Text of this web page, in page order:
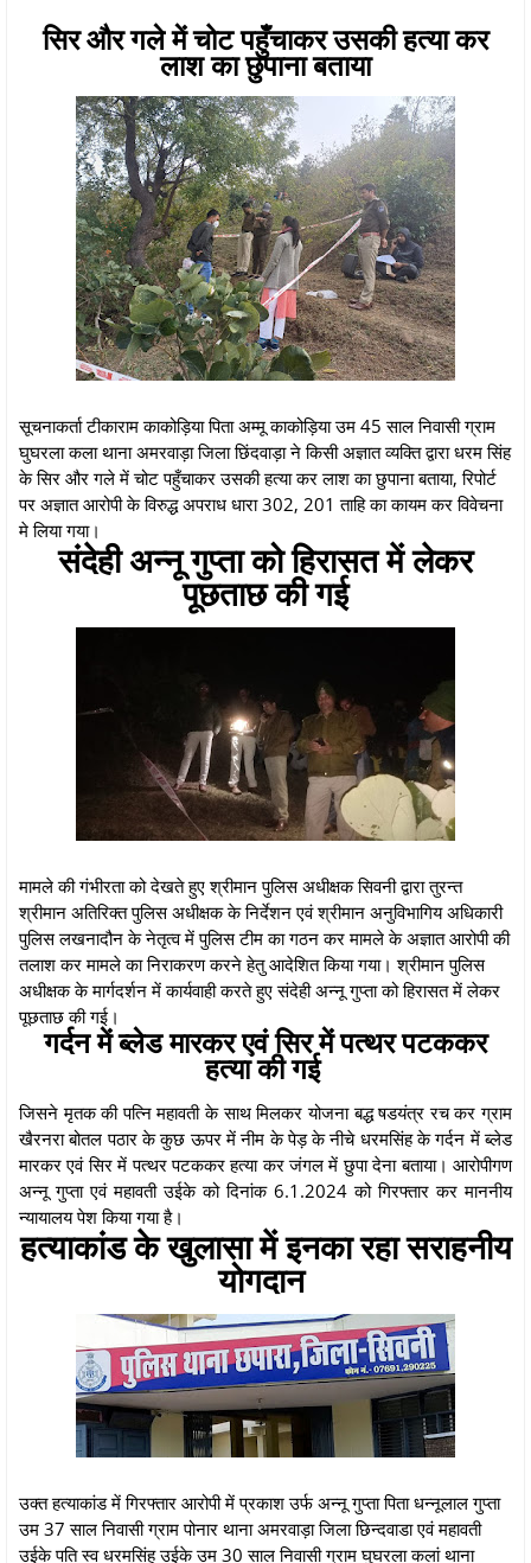
सिर और गले में चोट पहुँचाकर उसकी हत्या कर
लाश का छुपाना बताया
सूचनाकर्ता टीकाराम काकोड़िया पिता अम्मू काकोड़िया उम 45 साल निवासी ग्राम
घुघरला कला थाना अमरवाड़ा जिला छिंदवाड़ा ने किसी अज्ञात व्यक्ति द्वारा धरम सिंह
के सिर और गले में चोट पहुँचाकर उसकी हत्या कर लाश का छुपाना बताया, रिपोर्ट
पर अज्ञात आरोपी के विरुद्ध अपराध धारा 302, 201 ताहि का कायम कर विवेचना
मे लिया गया।
संदेही अन्नू गुप्ता को हिरासत में लेकर
पूछताछ की गई
मामले की गंभीरता को देखते हुए श्रीमान पुलिस अधीक्षक सिवनी द्वारा तुरन्त
श्रीमान अतिरिक्त पुलिस अधीक्षक के निर्देशन एवं श्रीमान अनुविभागिय अधिकारी
पुलिस लखनादौन के नेतृत्व में पुलिस टीम का गठन कर मामले के अज्ञात आरोपी की
तलाश कर मामले का निराकरण करने हेतु आदेशित किया गया। श्रीमान पुलिस
अधीक्षक के मार्गदर्शन में कार्यवाही करते हुए संदेही अन्नू गुप्ता को हिरासत में लेकर
पूछताछ की गई।
गर्दन में ब्लेड मारकर एवं सिर में पत्थर पटककर
हत्या की गई
जिसने मृतक की पत्नि महावती के साथ मिलकर योजना बद्ध षडयंत्र रच कर ग्राम
खैरनरा बोतल पठार के कुछ ऊपर में नीम के पेड़ के नीचे धरमसिंह के गर्दन में ब्लेड
मारकर एवं सिर में पत्थर पटककर हत्या कर जंगल में छुपा देना बताया। आरोपीगण
अन्नू गुप्ता एवं महावती उईके को दिनांक 6.1.2024 को गिरफ्तार कर माननीय
न्यायालय पेश किया गया है।
हत्याकांड के खुलासा में इनका रहा सराहनीय
योगदान
उक्त हत्याकांड में गिरफ्तार आरोपी में प्रकाश उर्फ अन्नू गुप्ता पिता धन्नूलाल गुप्ता
उम 37 साल निवासी ग्राम पोनार थाना अमरवाड़ा जिला छिन्दवाडा एवं महावती
उईके पति स्व धरमसिंह उईके उम 30 साल निवासी ग्राम घुघरला कलां थाना